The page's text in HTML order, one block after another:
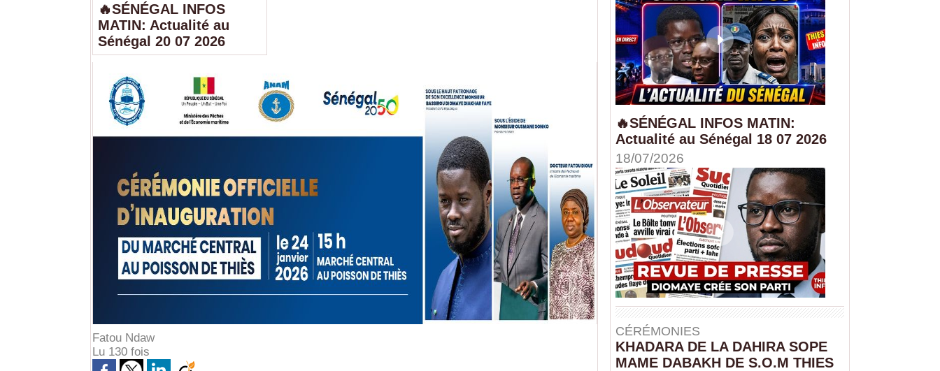
🔥SÉNÉGAL INFOS
MATIN: Actualité au
Sénégal 20 07 2026
Fatou Ndaw
Lu 130 fois
🔥SÉNÉGAL INFOS MATIN:
Actualité au Sénégal 18 07 2026
18/07/2026
CÉRÉMONIES
KHADARA DE LA DAHIRA SOPE
MAME DABAKH DE S.O.M THIES